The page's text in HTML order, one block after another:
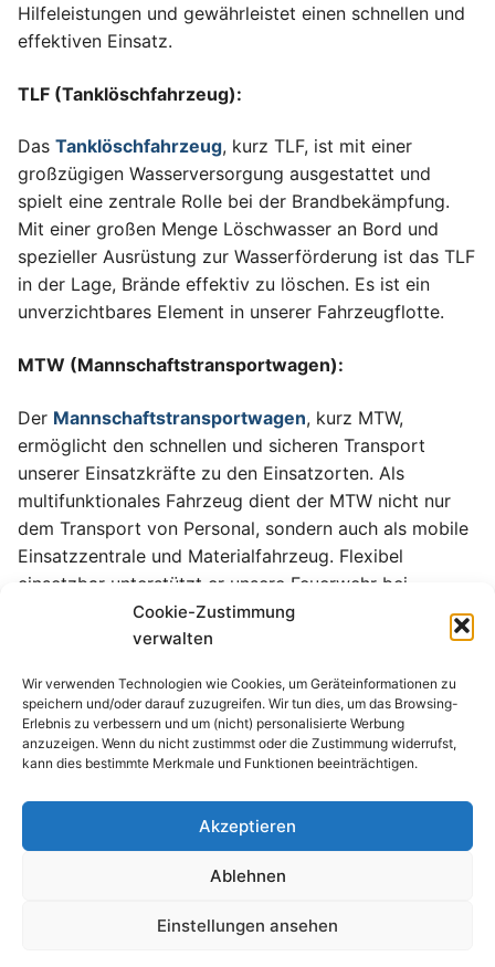
Cookie-Zustimmung
verwalten
Wir verwenden Technologien wie Cookies, um Geräteinformationen zu
speichern und/oder darauf zuzugreifen. Wir tun dies, um das Browsing-
Erlebnis zu verbessern und um (nicht) personalisierte Werbung
anzuzeigen. Wenn du nicht zustimmst oder die Zustimmung widerrufst,
kann dies bestimmte Merkmale und Funktionen beeinträchtigen.
Akzeptieren
Ablehnen
Einstellungen ansehen
Hilfeleistungen und gewährleistet einen schnellen und
effektiven Einsatz.
TLF (Tanklöschfahrzeug):
Das Tanklöschfahrzeug, kurz TLF, ist mit einer
großzügigen Wasserversorgung ausgestattet und
spielt eine zentrale Rolle bei der Brandbekämpfung.
Mit einer großen Menge Löschwasser an Bord und
spezieller Ausrüstung zur Wasserförderung ist das TLF
in der Lage, Brände effektiv zu löschen. Es ist ein
unverzichtbares Element in unserer Fahrzeugflotte.
MTW (Mannschaftstransportwagen):
Der Mannschaftstransportwagen, kurz MTW,
ermöglicht den schnellen und sicheren Transport
unserer Einsatzkräfte zu den Einsatzorten. Als
multifunktionales Fahrzeug dient der MTW nicht nur
dem Transport von Personal, sondern auch als mobile
Einsatzzentrale und Materialfahrzeug. Flexibel
einsetzbar unterstützt er unsere Feuerwehr bei
vielfältigen Aufgaben.
auf dem neuesten Stand der Technik gehalten, um eine
optimale Funktionsfähigkeit im Einsatzfall
sicherzustellen.
Copyright © 2026 Feuerwehr Kalefeld
Datenschutzerklärung